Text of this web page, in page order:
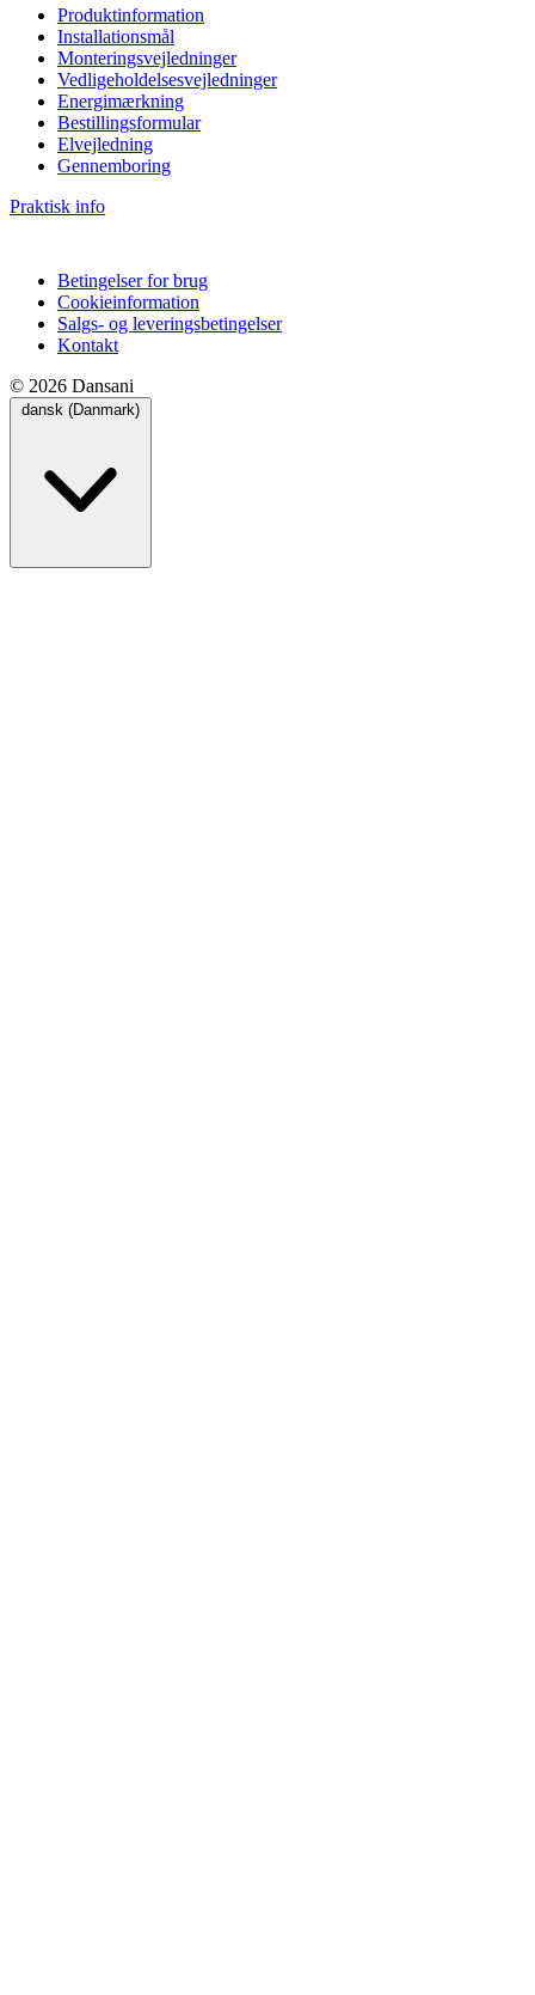
Produktinformation
Installationsmål
Monteringsvejledninger
Vedligeholdelsesvejledninger
Energimærkning
Bestillingsformular
Elvejledning
Gennemboring
Praktisk info
Betingelser for brug
Cookieinformation
Salgs- og leveringsbetingelser
Kontakt
© 2026 Dansani
dansk (Danmark)